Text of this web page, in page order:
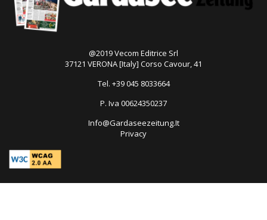
@2019 Vecom Editrice Srl
37121 VERONA [Italy] Corso Cavour, 41
Tel. +39 045 8033664
P. Iva 00624350237
Info@Gardaseezeitung.It
Privacy
in